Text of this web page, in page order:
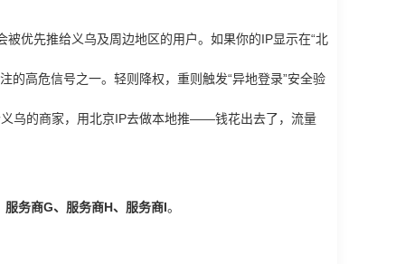
优先推给义乌及周边地区的用户。如果你的IP显示在“北
高危信号之一。轻则降权，重则触发“异地登录”安全验
乌的商家，用北京IP去做本地推——钱花出去了，流量
务商G、服务商H、服务商I。